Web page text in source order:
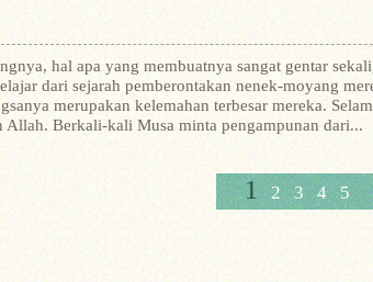
hal apa yang membuatnya sangat gentar
dari sejarah pemberontakan nenek-moyang
merupakan kelemahan terbesar mereka.
Berkali-kali Musa minta pengampunan dari...
1 2 3 4 5